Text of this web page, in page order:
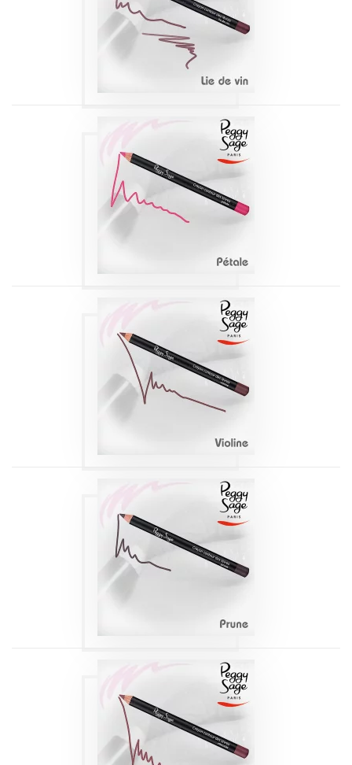
105 1,14G
Produits
CONTOUR DES
LÈVRES PÉTALE
108 1,14G
Produits
CONTOUR DES
LÈVRES VIOLINE 110
1,14G
Produits
CONTOUR DES
LÈVRES PRUNE 111
1,14G
CONTOUR DES
LÈVRES
CHOCOLAT 112